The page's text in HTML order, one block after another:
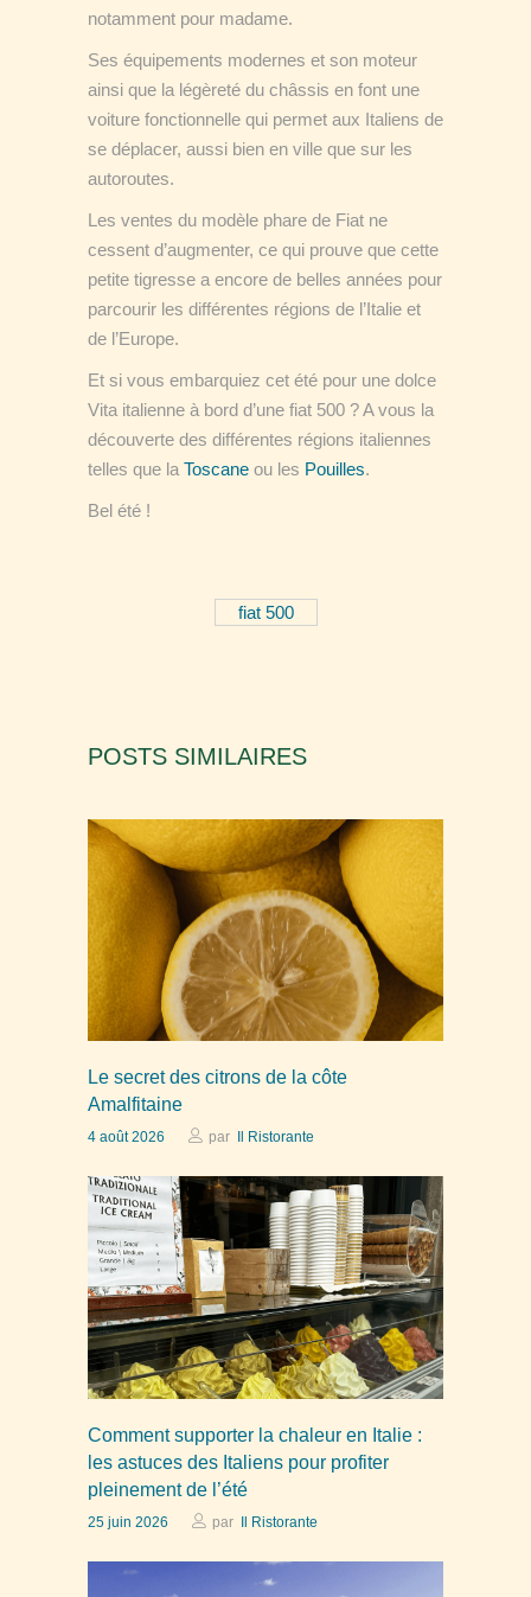
notamment pour madame.
Ses équipements modernes et son moteur
ainsi que la légèreté du châssis en font une
voiture fonctionnelle qui permet aux Italiens de
se déplacer, aussi bien en ville que sur les
autoroutes.
Les ventes du modèle phare de Fiat ne
cessent d’augmenter, ce qui prouve que cette
petite tigresse a encore de belles années pour
parcourir les différentes régions de l’Italie et
de l’Europe.
Et si vous embarquiez cet été pour une dolce
Vita italienne à bord d’une fiat 500 ? A vous la
découverte des différentes régions italiennes
telles que la Toscane ou les Pouilles.
Bel été !
fiat 500
POSTS SIMILAIRES
Le secret des citrons de la côte
Amalfitaine
4 août 2026 par Il Ristorante
Comment supporter la chaleur en Italie :
les astuces des Italiens pour profiter
pleinement de l’été
25 juin 2026 par Il Ristorante